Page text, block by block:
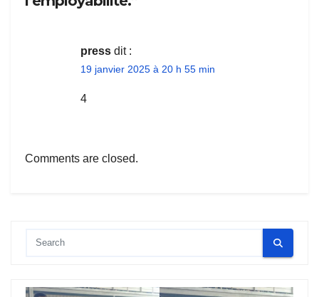
press dit :
19 janvier 2025 à 20 h 55 min
4
Comments are closed.